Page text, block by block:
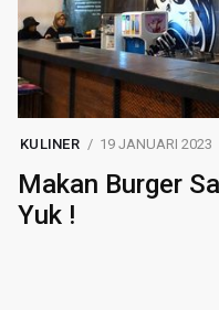
KULINER 19 JANUARI 2023
Makan Burger
Yuk !